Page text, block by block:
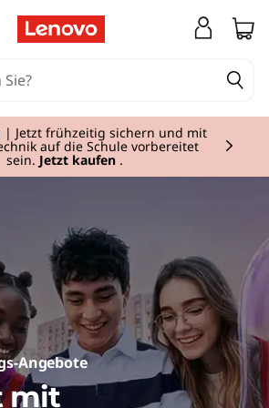
| Jetzt frühzeitig sichern und mit
auf die Schule vorbereitet
sein. Jetzt kaufen .
Currently displaying item 1 of
Angebote
mit